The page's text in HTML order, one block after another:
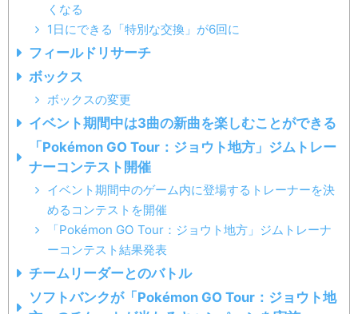
くなる
1日にできる「特別な交換」が6回に
フィールドリサーチ
ボックス
ボックスの変更
イベント期間中は3曲の新曲を楽しむことができる
「Pokémon GO Tour：ジョウト地方」ジムトレー
ナーコンテスト開催
イベント期間中のゲーム内に登場するトレーナーを決
めるコンテストを開催
「Pokémon GO Tour：ジョウト地方」ジムトレーナ
ーコンテスト結果発表
チームリーダーとのバトル
ソフトバンクが「Pokémon GO Tour：ジョウト地